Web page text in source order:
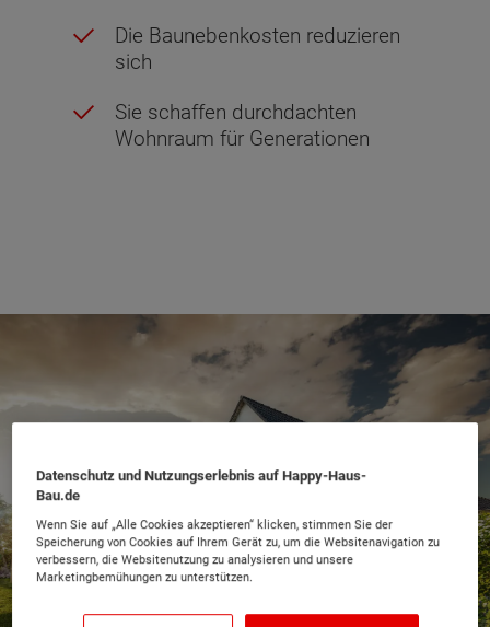
Die Baunebenkosten reduzieren
sich
Sie schaffen durchdachten
Wohnraum für Generationen
Datenschutz und Nutzungserlebnis auf Happy-Haus-
Bau.de
Wenn Sie auf „Alle Cookies akzeptieren“ klicken, stimmen Sie der
Speicherung von Cookies auf Ihrem Gerät zu, um die Websitenavigation zu
verbessern, die Websitenutzung zu analysieren und unsere
Marketingbemühungen zu unterstützen.